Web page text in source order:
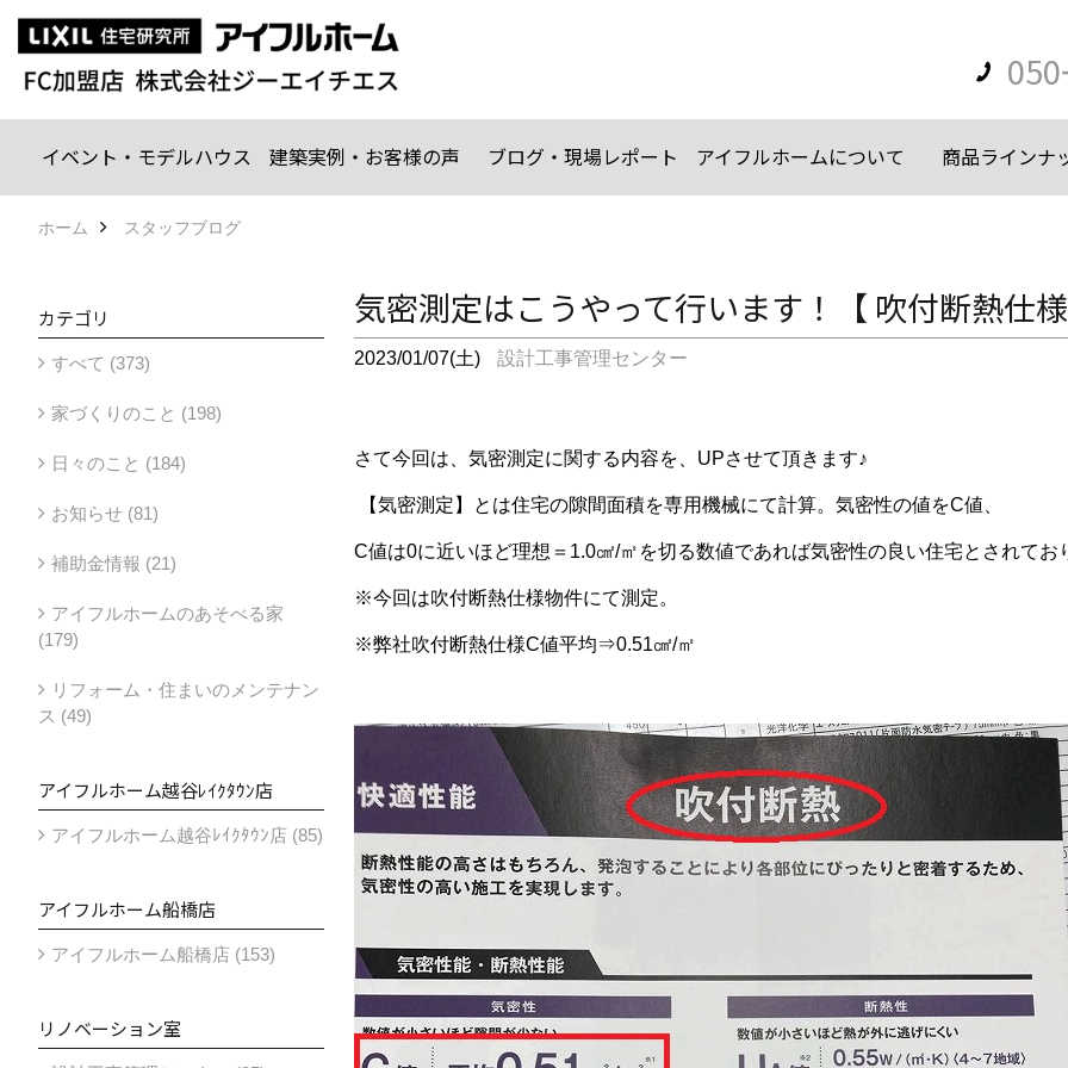
イベント・モデルハウス 建築実例・お客様の声 ブログ・現場レポート アイフルホームについて 商品ラインナ
ホーム スタッフブログ
気密測定はこうやって行います！【 吹付断熱仕
2023/01/07(土) 設計工事管理センター
さて今回は、気密測定に関する内容を、UPさせて頂きます♪
【気密測定】とは住宅の隙間面積を専用機械にて計算。気密性の値をC値、
C値は0に近いほど理想＝1.0㎠/㎡を切る数値であれば気密性の良い住宅とされてお
※今回は吹付断熱仕様物件にて測定。
※弊社吹付断熱仕様C値平均⇒0.51㎠/㎡
カテゴリ
すべて (373)
家づくりのこと (198)
日々のこと (184)
お知らせ (81)
補助金情報 (21)
アイフルホームのあそべる家
(179)
リフォーム・住まいのメンテナン
ス (49)
アイフルホーム越谷ﾚｲｸﾀｳﾝ店
アイフルホーム越谷ﾚｲｸﾀｳﾝ店 (85)
アイフルホーム船橋店
アイフルホーム船橋店 (153)
リノベーション室